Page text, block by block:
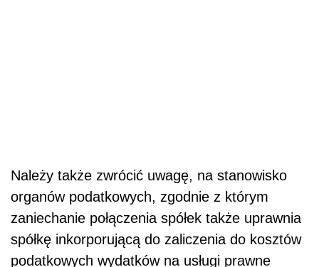
Należy także zwrócić uwagę, na stanowisko
organów podatkowych, zgodnie z którym
zaniechanie połączenia spółek także uprawnia
spółkę inkorporującą do zaliczenia do kosztów
podatkowych wydatków na usługi prawne